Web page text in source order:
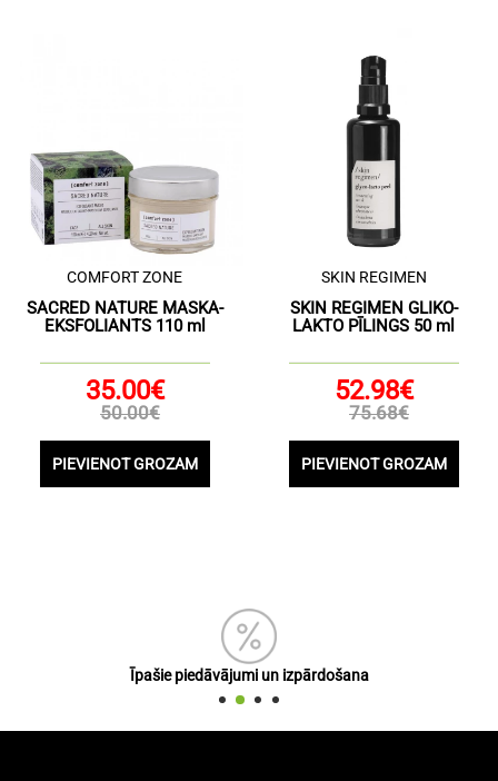
COMFORT ZONE
SACRED NATURE MASKA-
EKSFOLIANTS 110 ml
35.00€
50.00€
PIEVIENOT GROZAM
SKIN REGIMEN
SKIN REGIMEN GLIKO-
LAKTO PĪLINGS 50 ml
52.98€
75.68€
PIEVIENOT GROZAM
Īpašie piedāvājumi un izpārdošana